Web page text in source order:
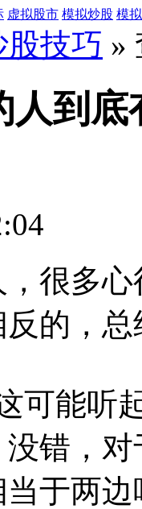
虚拟股市 模拟炒股 模
股技巧 »
人到
很多
的，
可能听
错，
当于两